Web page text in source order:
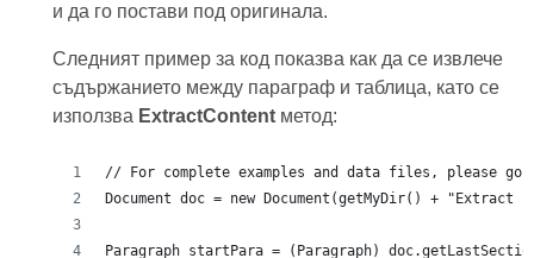
и да го постави под оригинала.
Следният пример за код показва как да се извлече
съдържанието между параграф и таблица, като се
използва ExtractContentметод: